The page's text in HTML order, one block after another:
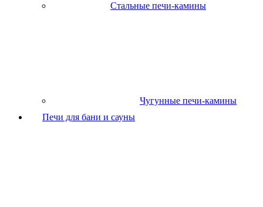
Стальные печи-камины
Чугунные печи-камины
Печи для бани и сауны